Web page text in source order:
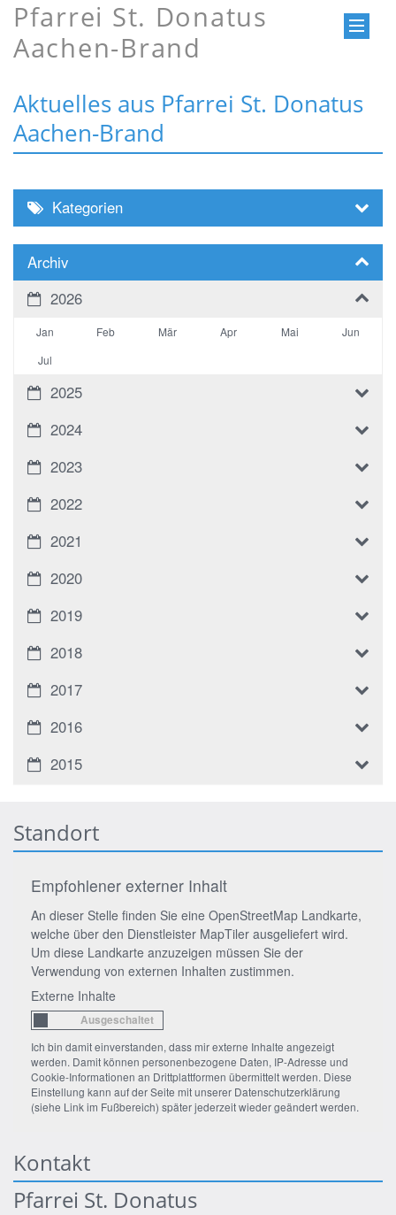
Pfarrei St. Donatus
Aachen-Brand
Aktuelles aus Pfarrei St. Donatus
Aachen-Brand
Kategorien
Archiv
2026
Jan Feb Mär Apr Mai
Jun
Jul
2025
2024
2023
2022
2021
2020
2019
2018
2017
2016
2015
Standort
Empfohlener externer Inhalt
An dieser Stelle finden Sie eine OpenStreetMap Landkarte,
welche über den Dienstleister MapTiler ausgeliefert wird.
Um diese Landkarte anzuzeigen müssen Sie der
Verwendung von externen Inhalten zustimmen.
Externe Inhalte
Ich bin damit einverstanden, dass mir externe Inhalte angezeigt
werden. Damit können personenbezogene Daten, IP-Adresse und
Cookie-Informationen an Drittplattformen übermittelt werden. Diese
Einstellung kann auf der Seite mit unserer Datenschutzerklärung
(siehe Link im Fußbereich) später jederzeit wieder geändert werden.
Kontakt
Pfarrei St. Donatus